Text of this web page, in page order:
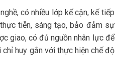
có nhiều lớp kế cận, kế tiếp
tiễn, sáng tạo, bảo đảm sự
giao, có đủ nguồn nhân lực để
huy gắn với thực hiện chế độ